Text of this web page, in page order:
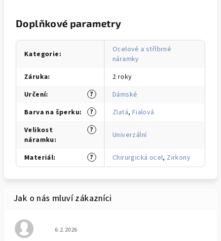
Doplňkové parametry
Kategorie:
Ocelové a stříbrné
náramky
Záruka:
2 roky
?
Určení:
Dámské
?
Barva na šperku: Zlatá, Fialová
?
Velikost
náramku: Univerzální
?
Materiál: Chirurgická ocel, Zirkony
Hodnocení obchodu je 5 z 5 hvězdiček.
6.2.2026